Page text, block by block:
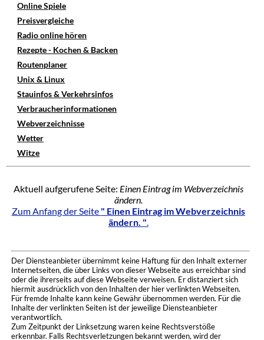
Online Spiele
Preisvergleiche
Radio online hören
Rezepte - Kochen & Backen
Routenplaner
Unix & Linux
Stauinfos & Verkehrsinfos
Verbraucherinformationen
Webverzeichnisse
Wetter
Witze
Aktuell aufgerufene Seite: Einen Eintrag im Webverzeichnis
ändern.
Zum Anfang der Seite " Einen Eintrag im Webverzeichnis
ändern. ".
Der Diensteanbieter übernimmt keine Haftung für den Inhalt externer
Internetseiten, die über Links von dieser Webseite aus erreichbar sind
oder die ihrerseits auf diese Webseite verweisen. Er distanziert sich
hiermit ausdrücklich von den Inhalten der hier verlinkten Webseiten.
Für fremde Inhalte kann keine Gewähr übernommen werden. Für die
Inhalte der verlinkten Seiten ist der jeweilige Diensteanbieter
verantwortlich.
Zum Zeitpunkt der Linksetzung waren keine Rechtsverstöße
erkennbar. Falls Rechtsverletzungen bekannt werden, wird der